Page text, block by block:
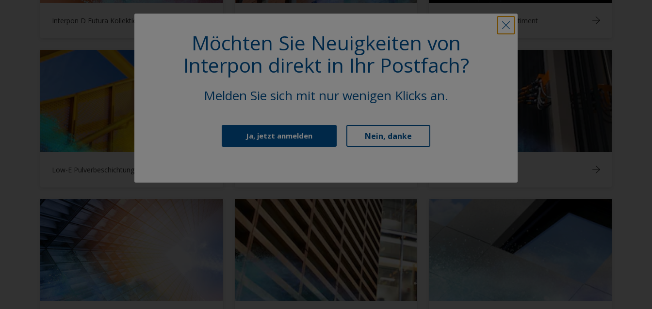
Interpon D Futura Kollektion 2026-2029 Ready To Ship (RTS)-Sortiment
Low-E Pulverbeschichtungen
Möchten Sie Neuigkeiten von
Interpon direkt in Ihr Postfach?
Melden Sie sich mit nur wenigen Klicks an.
Ja, jetzt anmelden Nein, danke